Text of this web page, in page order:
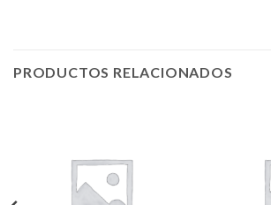
PRODUCTOS RELACIONADOS